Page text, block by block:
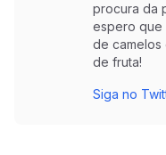
procura da
espero que
de camelos
de fruta!
Siga no